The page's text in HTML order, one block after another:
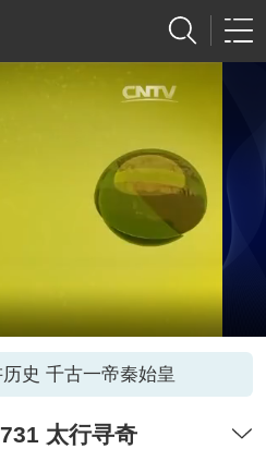
史 千古一帝秦始皇
太行寻奇